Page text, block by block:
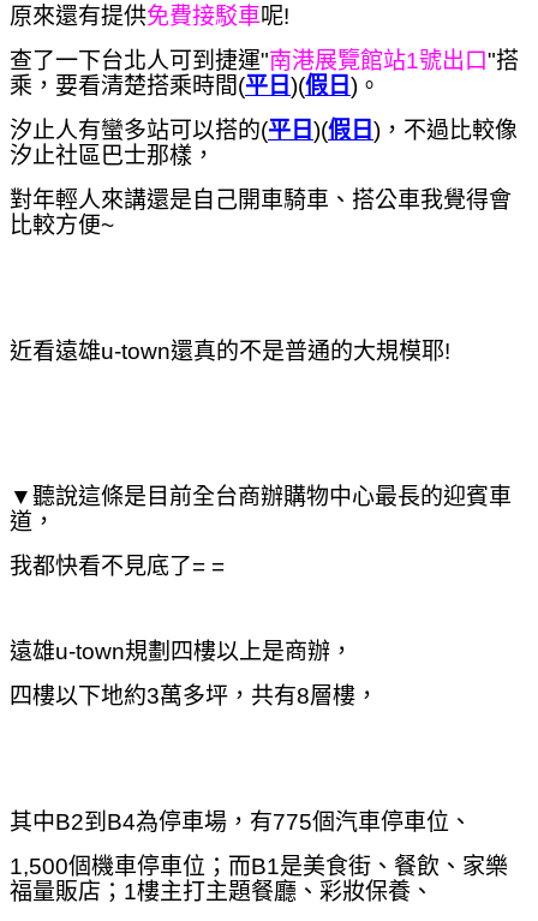
原來還有提供免費接駁車呢!
查了一下台北人可到捷運"南港展覽館站1號出口"搭
乘， 要看清楚搭乘時間(平日)(假日)。
汐止人有蠻多站可以搭的(平日)(假日)， 不過比較像
汐止社區巴士那樣，
對年輕人來講還是自己開車騎車、搭公車我覺得會
比較方便~
近看遠雄u-town還真的不是普通的大規模耶!
▼聽說這條是目前全台商辦購物中心最長的迎賓車
道，
我都快看不見底了= =
遠雄u-town規劃四樓以上是商辦，
四樓以下地約3萬多坪，共有8層樓，
其中B2到B4為停車場，有775個汽車停車位、
1,500個機車停車位；而B1是美食街、餐飲、家樂
福量販店；1樓主打主題餐廳、彩妝保養、